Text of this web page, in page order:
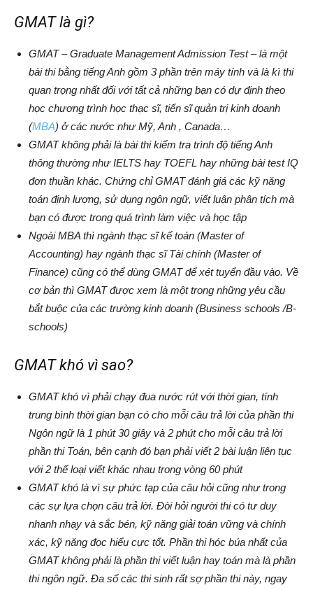
GMAT là gì?
GMAT – Graduate Management Admission Test – là một
bài thi bằng tiếng Anh gồm 3 phần trên máy tính và là kì thi
quan trọng nhất đối với tất cả những bạn có dự định theo
học chương trình học thạc sĩ, tiến sĩ quản trị kinh doanh
(MBA) ở các nước như Mỹ, Anh , Canada…
GMAT không phải là bài thi kiểm tra trình độ tiếng Anh
thông thường như IELTS hay TOEFL hay những bài test IQ
đơn thuần khác. Chứng chỉ GMAT đánh giá các kỹ năng
toán định lượng, sử dụng ngôn ngữ, viết luận phân tích mà
bạn có được trong quá trình làm việc và học tập
Ngoài MBA thì ngành thạc sĩ kế toán (Master of
Accounting) hay ngành thạc sĩ Tài chính (Master of
Finance) cũng có thể dùng GMAT để xét tuyển đầu vào. Về
cơ bản thì GMAT được xem là một trong những yêu cầu
bắt buộc của các trường kinh doanh (Business schools /B-
schools)
GMAT khó vì sao?
GMAT khó vì phải chạy đua nước rút với thời gian, tính
trung bình thời gian bạn có cho mỗi câu trả lời của phần thi
Ngôn ngữ là 1 phút 30 giây và 2 phút cho mỗi câu trả lời
phần thi Toán, bên cạnh đó bạn phải viết 2 bài luận liên tục
với 2 thể loại viết khác nhau trong vòng 60 phút
GMAT khó là vì sự phức tạp của câu hỏi cũng như trong
các sự lựa chọn câu trả lời. Đòi hỏi người thi có tư duy
nhanh nhạy và sắc bén, kỹ năng giải toán vững và chính
xác, kỹ năng đọc hiểu cực tốt. Phần thi hóc búa nhất của
GMAT không phải là phần thi viết luận hay toán mà là phần
thi ngôn ngữ. Đa số các thi sinh rất sợ phần thi này, ngay